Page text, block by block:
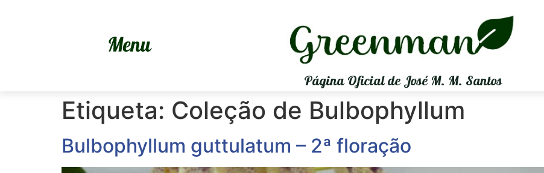
Página Oficial de José M. M. Santos
Etiqueta: Coleção de Bulbophyllum
Bulbophyllum guttulatum – 2ª floração